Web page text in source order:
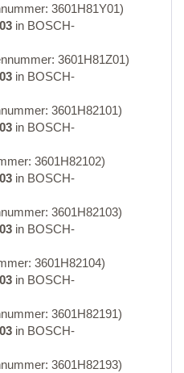
3601H81Y01)
in BOSCH-
3601H81Z01)
in BOSCH-
3601H82101)
in BOSCH-
3601H82102)
in BOSCH-
3601H82103)
in BOSCH-
3601H82104)
in BOSCH-
3601H82191)
in BOSCH-
3601H82193)